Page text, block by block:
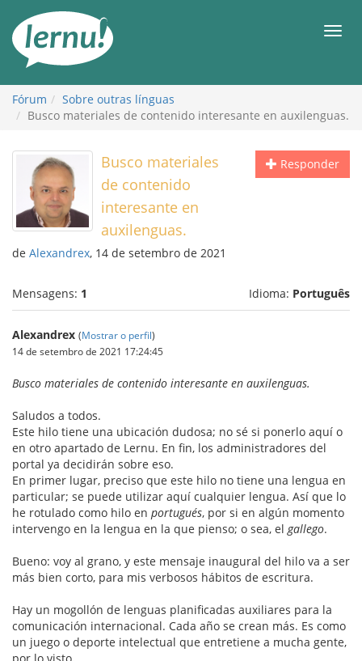
conteúdo
Fórum
Sobre outras línguas
Busco materiales de contenido interesante en auxilenguas.
Responder
Busco materiales
de contenido
interesante en
auxilenguas.
de Alexandrex, 14 de setembro de 2021
Mensagens: 1 Idioma: Português
Alexandrex (Mostrar o perfil)
14 de setembro de 2021 17:24:45
Busco materiales de contenido interesante en auxilenguas.
Saludos a todos.
Este hilo tiene una ubicación dudosa; no sé si ponerlo aquí o
en otro apartado de Lernu. En fin, los administradores del
portal ya decidirán sobre eso.
En primer lugar, preciso que este hilo no tiene una lengua en
particular; se puede utilizar aquí cualquier lengua. Así que lo
he rotulado como hilo en portugués, por si en algún momento
intervengo en la lengua en la que pienso; o sea, elgallego.
Bueno: voy al grano, y este mensaje inaugural del hilo va a ser
más bien corto, para mis verbosos hábitos de escritura.
Hay un mogollón de lenguas planificadas auxiliares para la
comunicación internacional. Cada año se crean más. Es como
un juego o deporte intelectual que entretiene a mucha gente,